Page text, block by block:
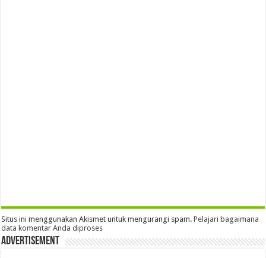
Situs ini menggunakan Akismet untuk mengurangi spam.Pelajari bagaimana
data komentar Anda diproses
Advertisement